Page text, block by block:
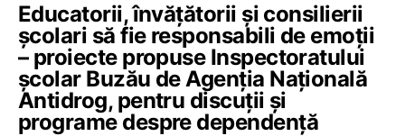
Educatorii, învățătorii și consilierii
școlari să fie responsabili de emoții
– proiecte propuse Inspectoratului
școlar Buzău de Agenția Națională
Antidrog, pentru discuții și
programe despre dependență